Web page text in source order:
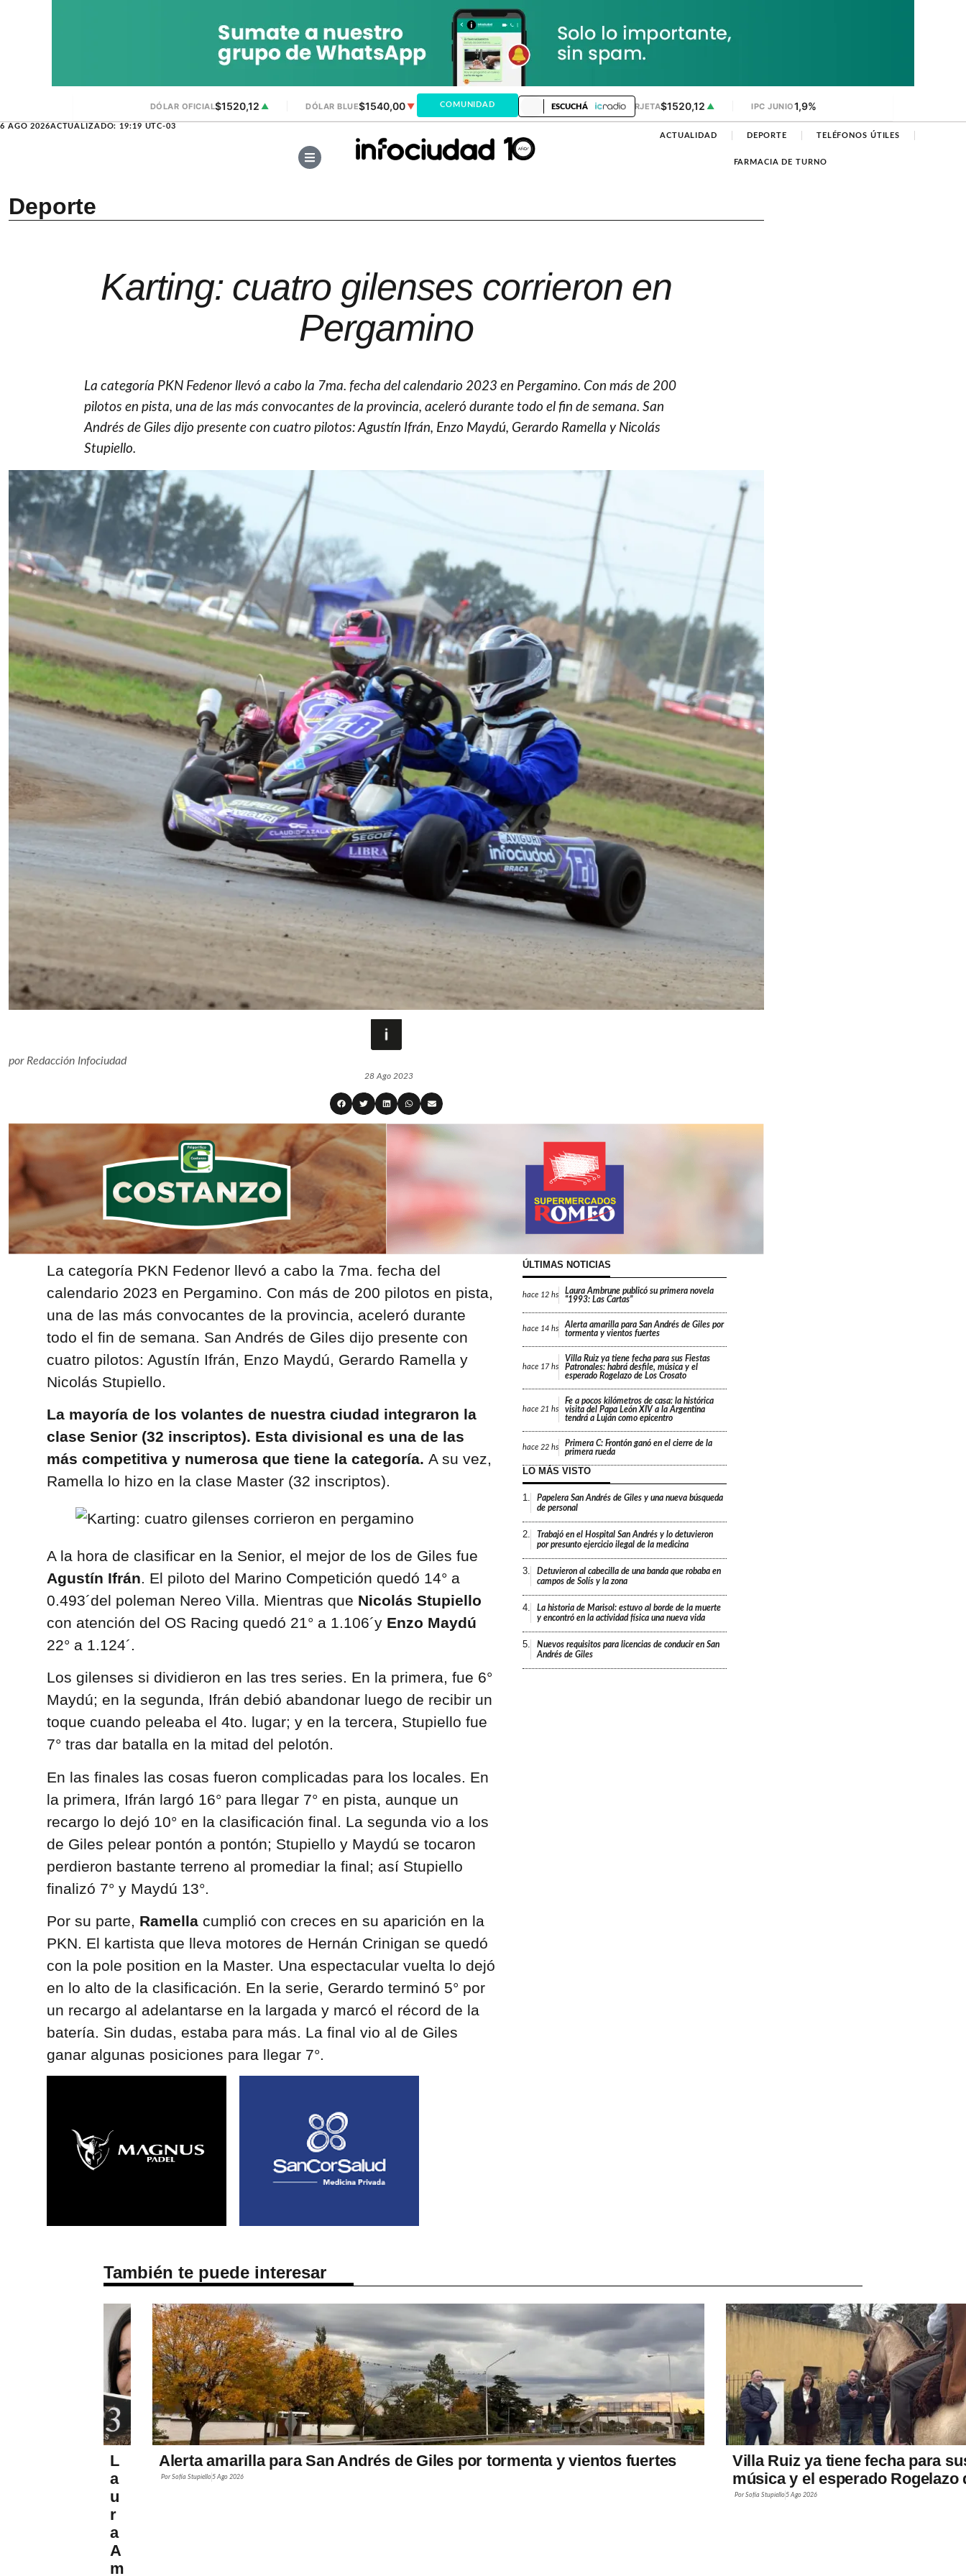
DÓLAR OFICIAL$1520,12 ▲ DÓLAR BLUE$1540,00▼ DÓLAR MEP ▲ DÓLAR TARJETA$1520,12 ▲ IPC JUNIO1,9%
6 AGO 2026ACTUALIZADO: 19:19 UTC-03
COMUNIDAD ESCUCHÁ
ACTUALIDAD DEPORTE TELÉFONOS ÚTILES
FARMACIA DE TURNO
Deporte
Karting: cuatro gilenses corrieron en
Pergamino
La categoría PKN Fedenor llevó a cabo la 7ma. fecha del calendario 2023 en Pergamino. Con más de 200
pilotos en pista, una de las más convocantes de la provincia, aceleró durante todo el fin de semana. San
Andrés de Giles dijo presente con cuatro pilotos: Agustín Ifrán, Enzo Maydú, Gerardo Ramella y Nicolás
Stupiello.
porRedacción Infociudad
28 Ago 2023
La categoría PKN Fedenor llevó a cabo la 7ma. fecha del
calendario 2023 en Pergamino. Con más de 200 pilotos en pista,
una de las más convocantes de la provincia, aceleró durante
todo el fin de semana. San Andrés de Giles dijo presente con
cuatro pilotos: Agustín Ifrán, Enzo Maydú, Gerardo Ramella y
Nicolás Stupiello.
La mayoría de los volantes de nuestra ciudad integraron la
clase Senior (32 inscriptos). Esta divisional es una de las
más competitiva y numerosa que tiene la categoría. A su vez,
Ramella lo hizo en la clase Master (32 inscriptos).
A la hora de clasificar en la Senior, el mejor de los de Giles fue
Agustín Ifrán. El piloto del Marino Competición quedó 14° a
0.493´del poleman Nereo Villa. Mientras que Nicolás Stupiello
con atención del OS Racing quedó 21° a 1.106´y Enzo Maydú
22° a 1.124´.
Los gilenses si dividieron en las tres series. En la primera, fue 6°
Maydú; en la segunda, Ifrán debió abandonar luego de recibir un
toque cuando peleaba el 4to. lugar; y en la tercera, Stupiello fue
7° tras dar batalla en la mitad del pelotón.
En las finales las cosas fueron complicadas para los locales. En
la primera, Ifrán largó 16° para llegar 7° en pista, aunque un
recargo lo dejó 10° en la clasificación final. La segunda vio a los
de Giles pelear pontón a pontón; Stupiello y Maydú se tocaron
perdieron bastante terreno al promediar la final; así Stupiello
finalizó 7° y Maydú 13°.
Por su parte, Ramellacumplió con creces en su aparición en la
PKN. El kartista que lleva motores de Hernán Crinigan se quedó
con la pole position en la Master. Una espectacular vuelta lo dejó
en lo alto de la clasificación. En la serie, Gerardo terminó 5° por
un recargo al adelantarse en la largada y marcó el récord de la
batería. Sin dudas, estaba para más. La final vio al de Giles
ganar algunas posiciones para llegar 7°.
ÚLTIMAS NOTICIAS
hace 12 hs
Laura Ambrune publicó su primera novela
“1993: Las Cartas”
hace 14 hs
Alerta amarilla para San Andrés de Giles por
tormenta y vientos fuertes
hace 17 hs
Villa Ruiz ya tiene fecha para sus Fiestas
Patronales: habrá desfile, música y el
esperado Rogelazo de Los Crosato
hace 21 hs
Fe a pocos kilómetros de casa: la histórica
visita del Papa León XIV a la Argentina
tendrá a Luján como epicentro
hace 22 hs
Primera C: Frontón ganó en el cierre de la
primera rueda
LO MÁS VISTO
1.
Papelera San Andrés de Giles y una nueva búsqueda
de personal
2.
Trabajó en el Hospital San Andrés y lo detuvieron
por presunto ejercicio ilegal de la medicina
3.
Detuvieron al cabecilla de una banda que robaba en
campos de Solís y la zona
4.
La historia de Marisol: estuvo al borde de la muerte
y encontró en la actividad física una nueva vida
5.
Nuevos requisitos para licencias de conducir en San
Andrés de Giles
También te puede interesar
L
a
u
r
a
A
m
Alerta amarilla para San Andrés de Giles por tormenta y vientos fuertes
Por Sofía Stupiello5 Ago 2026
Villa Ruiz ya tiene fecha para
música y el esperado Rogelazo
Por Sofía Stupiello5 Ago 2026